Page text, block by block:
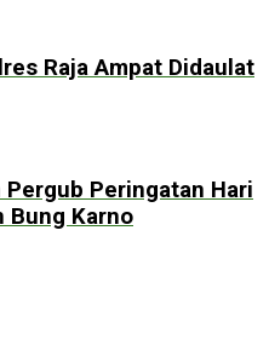
Raja Ampat Didaulat
Peringatan Hari
Bung Karno